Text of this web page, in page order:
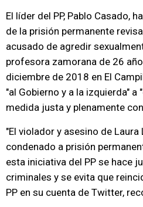
El líder del PP, Pablo Casado,
de la prisión permanente
acusado de agredir
profesora zamorana de 26
diciembre de 2018 en El
"al Gobierno y a la izquierda" a
medida justa y plenamente
"El violador y asesino de
condenado a prisión
esta iniciativa del PP se hace
criminales y se evita que
PP en su cuenta de Twitter,